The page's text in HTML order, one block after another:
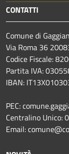
CONTATTI
Comune di
Via Roma 36
Codice Fiscale:
Partita IVA:
IBAN:
PEC:
Centralino Unico:
Email: